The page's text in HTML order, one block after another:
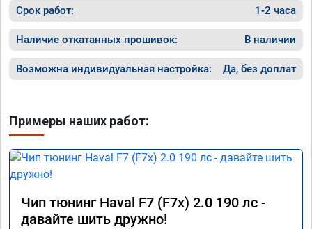
Парням благодарность!!!!
Срок работ: 1-2 часа
Наличие откатанных прошивок: В наличии
Возможна индивидуальная настройка: Да, без доплат
Примеры наших работ:
Чип тюнинг Haval F7 (F7x) 2.0 190 лс -
давайте шить дружно!